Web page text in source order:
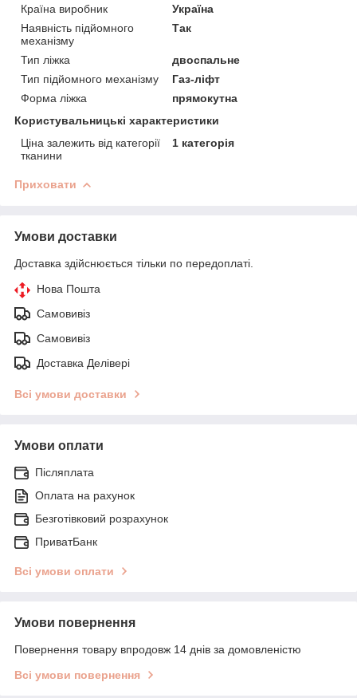
Країна виробник
Україна
Наявність підйомного
механізму
Так
Тип ліжка
двоспальне
Тип підйомного механізму
Газ-ліфт
Форма ліжка
прямокутна
Користувальницькі характеристики
Ціна залежить від категорії
тканини
1 категорія
Приховати
Умови доставки
Доставка здійснюється тільки по передоплаті.
Нова Пошта
Самовивіз
Самовивіз
Доставка Делівері
Всі умови доставки
Умови оплати
Післяплата
Оплата на рахунок
Безготівковий розрахунок
ПриватБанк
Всі умови оплати
Умови повернення
Повернення товару впродовж 14 днів за домовленістю
Всі умови повернення